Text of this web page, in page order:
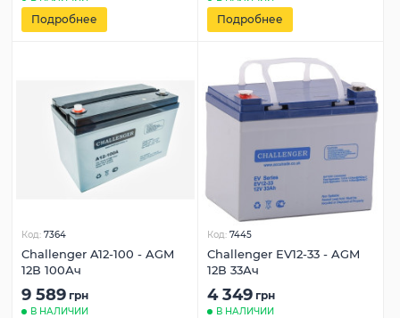
Подробнее Подробнее
Код: 7364
Challenger A12-100 - AGM
12В 100Ач
9 589 грн
В НАЛИЧИИ
Код: 7445
Challenger EV12-33 - AGM
12В 33Ач
4 349 грн
В НАЛИЧИИ